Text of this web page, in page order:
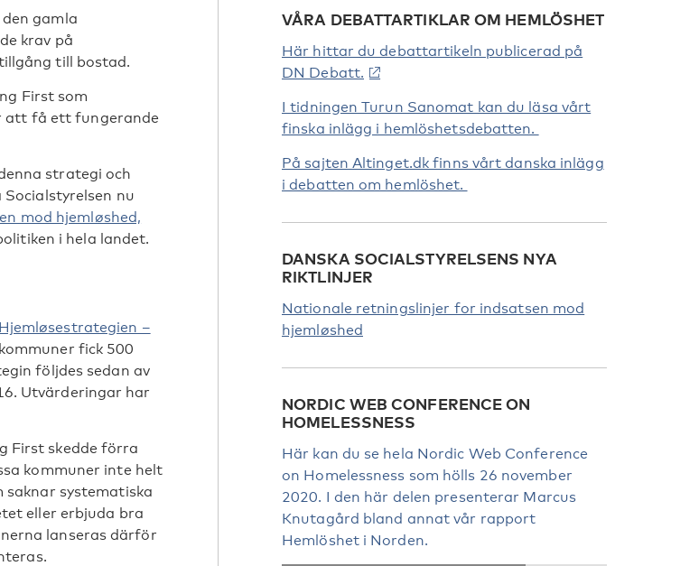
gamla
krav på
till bostad.
First som
att få ett fungerande
strategi och
nu
mod hjemløshed,
i hela landet.
Hjemløsestrategien –
fick 500
följdes sedan av
Utvärderingar har
First skedde förra
kommuner inte helt
systematiska
eller erbjuda bra
lanseras därför
VÅRA DEBATTARTIKLAR OM HEMLÖSHET
Här hittar du debattartikeln publicerad på
DN Debatt.
I tidningen Turun Sanomat kan du läsa vårt
finska inlägg i hemlöshetsdebatten.
På sajten Altinget.dk finns vårt danska inlägg
i debatten om hemlöshet.
DANSKA SOCIALSTYRELSENS NYA
RIKTLINJER
Nationale retningslinjer for indsatsen mod
hjemløshed
NORDIC WEB CONFERENCE ON
HOMELESSNESS
Här kan du se hela Nordic Web Conference
on Homelessness som hölls 26 november
2020. I den här delen presenterar Marcus
Knutagård bland annat vår rapport
Hemlöshet i Norden.